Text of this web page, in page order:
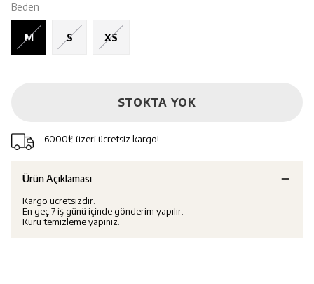
Beden
M S XS
STOKTA YOK
6000₺ üzeri ücretsiz kargo!
Ürün Açıklaması
Kargo ücretsizdir.
En geç 7 iş günü içinde gönderim yapılır.
Kuru temizleme yapınız.